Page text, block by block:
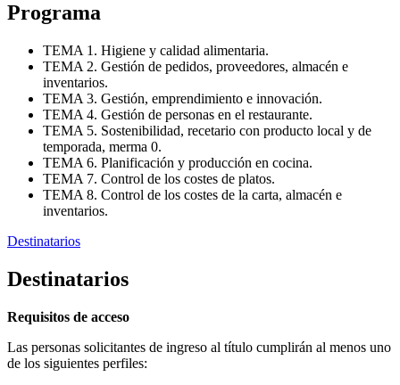
Programa
TEMA 1. Higiene y calidad alimentaria.
TEMA 2. Gestión de pedidos, proveedores, almacén e
inventarios.
TEMA 3. Gestión, emprendimiento e innovación.
TEMA 4. Gestión de personas en el restaurante.
TEMA 5. Sostenibilidad, recetario con producto local y de
temporada, merma 0.
TEMA 6. Planificación y producción en cocina.
TEMA 7. Control de los costes de platos.
TEMA 8. Control de los costes de la carta, almacén e
inventarios.
Destinatarios
Destinatarios
Requisitos de acceso
Las personas solicitantes de ingreso al título cumplirán al menos uno
de los siguientes perfiles: